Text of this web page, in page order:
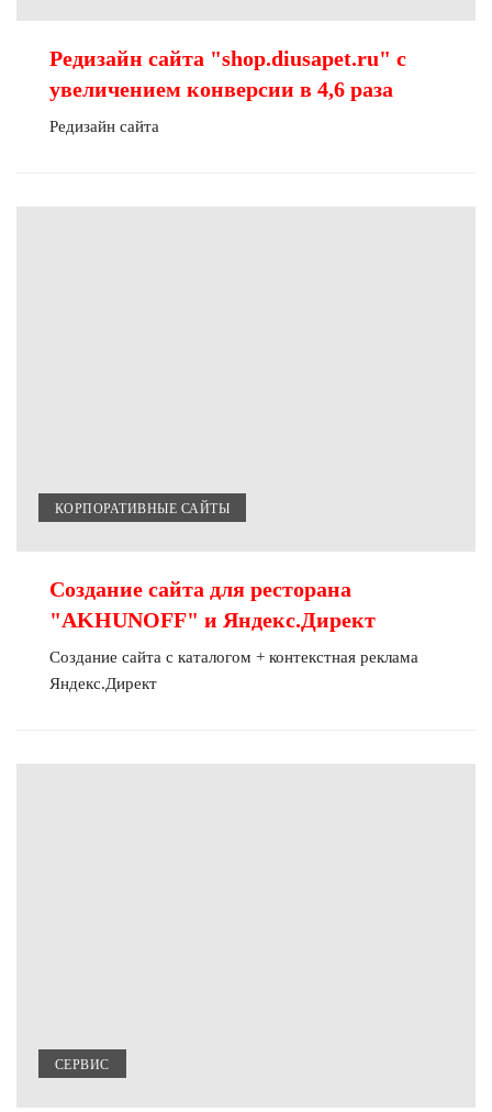
Редизайн сайта "shop.diusapet.ru" с
увеличением конверсии в 4,6 раза
Редизайн сайта
КОРПОРАТИВНЫЕ САЙТЫ
Создание сайта для ресторана
"AKHUNOFF" и Яндекс.Директ
Создание сайта с каталогом + контекстная реклама
Яндекс.Директ
СЕРВИС